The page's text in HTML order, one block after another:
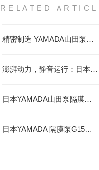
RELATED
精密制造 YAMADA山田泵隔膜泵 DP-10系列
澎湃动力，静音运行：日本YAMADA山田泵
日本YAMADA山田泵隔膜泵 G25系列：耐久高效，持久稳定
日本YAMADA 隔膜泵G15系列